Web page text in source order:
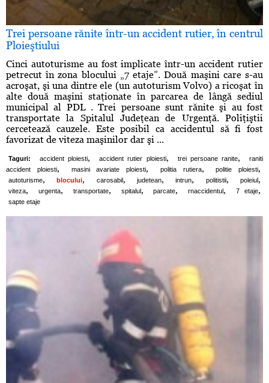
Trei persoane rănite într-un accident rutier, în centrul
Ploieştiului
Cinci autoturisme au fost implicate într-un accident rutier
petrecut în zona blocului „7 etaje”. Două maşini care s-au
acroşat, şi una dintre ele (un autoturism Volvo) a ricoşat în
alte două maşini staţionate în parcarea de lângă sediul
municipal al PDL . Trei persoane sunt rănite şi au fost
transportate la Spitalul Judeţean de Urgenţă. Poliţiştii
cercetează cauzele. Este posibil ca accidentul să fi fost
favorizat de viteza maşinilor dar şi ...
Taguri: accident ploiesti, accident rutier ploiesti, trei persoane ranite,
raniti
accident ploiesti, masini avariate ploiesti, politia rutiera, politie ploiesti,
autoturisme, blocului, carosabil, judetean, intrun, politistii, poleiul ,
viteza, urgenta, transportate, spitalul, parcate, rnaccidentul , 7 etaje,
sapte etaje